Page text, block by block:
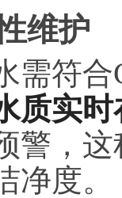
维护
需符
质实
警，
度。